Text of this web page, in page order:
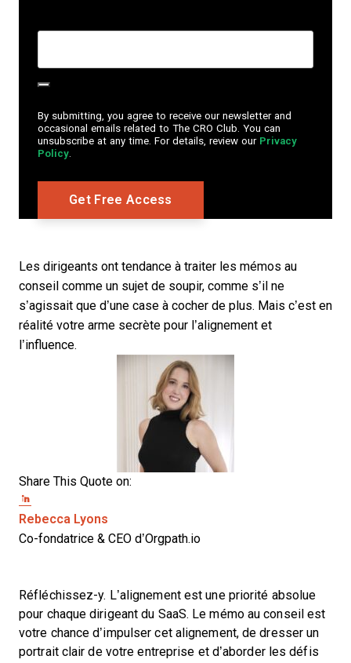
By submitting, you agree to receive our newsletter and
occasional emails related to The CRO Club. You can
unsubscribe at any time. For details, review our Privacy
Policy.
Les dirigeants ont tendance à traiter les mémos au
conseil comme un sujet de soupir, comme s’il ne
s’agissait que d’une case à cocher de plus. Mais c’est en
réalité votre arme secrète pour l’alignement et
l’influence.
Share This Quote on:
Share on Twitter
Share on Facebook
Rebecca Lyons
Co-fondatrice & CEO d’Orgpath.io
Réfléchissez-y. L’alignement est une priorité absolue
pour chaque dirigeant du SaaS. Le mémo au conseil est
votre chance d’impulser cet alignement, de dresser un
portrait clair de votre entreprise et d’aborder les défis